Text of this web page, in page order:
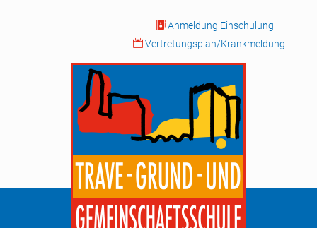
 Anmeldung Einschulung
 Vertretungsplan/Krankmeldung